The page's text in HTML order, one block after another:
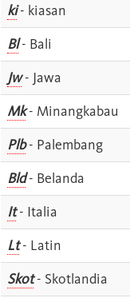
ki- kiasan
Bl- Bali
Jw- Jawa
Mk- Minangkabau
Plb- Palembang
Bld- Belanda
It- Italia
Lt- Latin
Skot- Skotlandia